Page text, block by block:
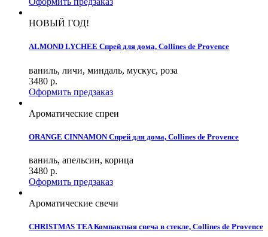
НОВЫЙ ГОД!
ALMOND LYCHEE Спрей для дома, Collines de Provence
ваниль, личи, миндаль, мускус, роза
3480 р.
Оформить предзаказ
Ароматические спреи
ORANGE CINNAMON Спрей для дома, Collines de Provence
ваниль, апельсин, корица
3480 р.
Оформить предзаказ
Ароматические свечи
CHRISTMAS TEA Компактная свеча в стекле, Collines de Provence